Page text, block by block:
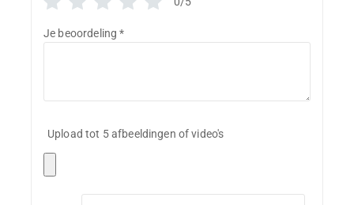
Je beoordeling*
Upload tot 5 afbeeldingen of video's